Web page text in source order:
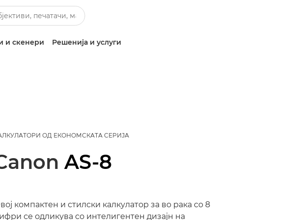
и скенери Решенија и услуги
ОД ЕКОНОМСКАТА СЕРИЈА
AS-8
компактен и стилски калкулатор за во рака со 8
се одликува со интелигентен дизајн на